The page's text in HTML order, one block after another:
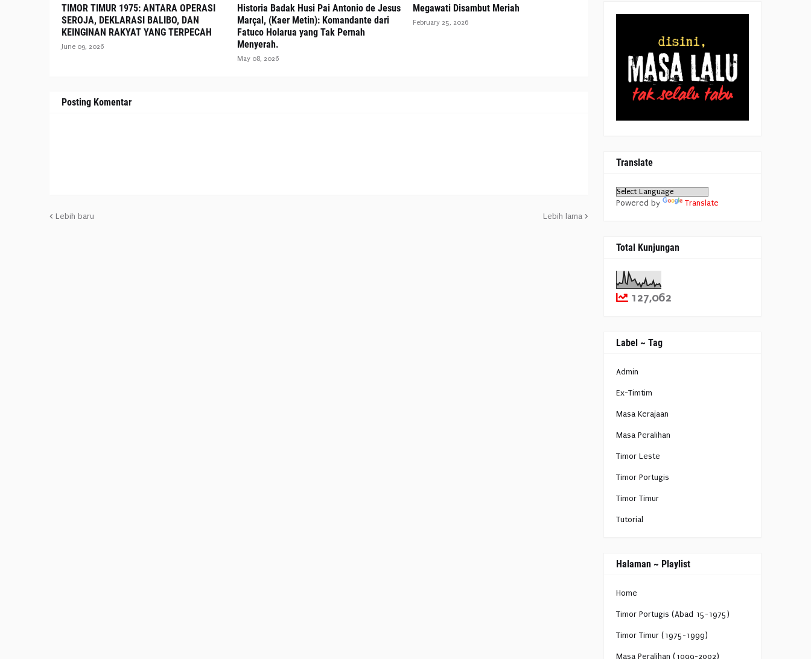
TIMOR TIMUR 1975: ANTARA OPERASI
SEROJA, DEKLARASI BALIBO, DAN
KEINGINAN RAKYAT YANG TERPECAH
June 09, 2026
Historia Badak Husi Pai Antonio de Jesus
Marçal, (Kaer Metin): Komandante dari
Fatuco Holarua yang Tak Pernah
Menyerah.
May 08, 2026
Megawati Disambut Meriah
February 25, 2026
Posting Komentar
Lebih baru Lebih lama
Translate
Powered by Translate
Total Kunjungan
127,062
Label ~ Tag
Admin
Ex-Timtim
Masa Kerajaan
Masa Peralihan
Timor Leste
Timor Portugis
Timor Timur
Tutorial
Halaman ~ Playlist
Home
Timor Portugis (Abad 15-1975)
Timor Timur (1975-1999)
Masa Peralihan (1999-2002)